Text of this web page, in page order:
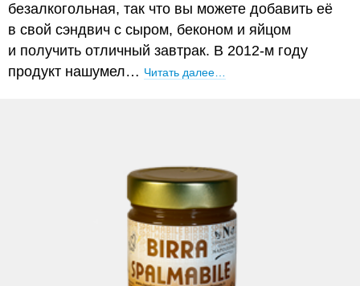
безалкогольная, так что вы можете добавить её
в свой сэндвич с сыром, беконом и яйцом
и получить отличный завтрак. В 2012-м году
продукт нашумел… Читать далее…